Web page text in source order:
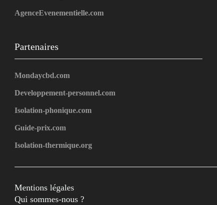
AgenceEvenementielle.com
Partenaires
Mondaycbd.com
Developpement-personnel.com
Isolation-phonique.com
Guide-prix.com
Isolation-thermique.org
Mentions légales
Qui sommes-nous ?